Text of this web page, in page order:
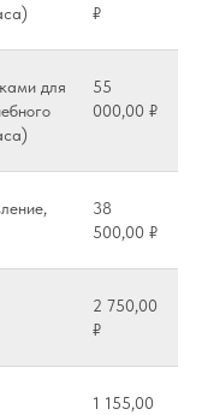
₽
для
55
000,00 ₽
38
500,00 ₽
2 750,00
₽
1 155,00